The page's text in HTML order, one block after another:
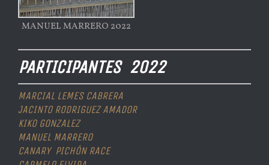
MANUEL MARRERO 2022
PARTICIPANTES 2022
MARCIAL LEMES CABRERA
JACINTO RODRIGUEZ AMADOR
KIKO GONZALEZ
MANUEL MARRERO
CANARY PICHÓN RACE